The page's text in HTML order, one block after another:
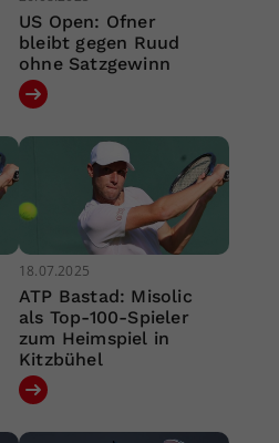
US Open: Ofner
bleibt gegen Ruud
ohne Satzgewinn
18.07.2025
ATP Bastad: Misolic
als Top-100-Spieler
zum Heimspiel in
Kitzbühel